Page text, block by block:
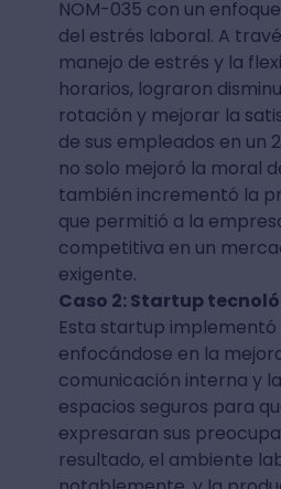
NOM-035 con un
del estrés laboral. A
manejo de estrés y la
horarios, lograron
rotación y mejorar la
de sus empleados en un
no solo mejoró la moral
también incrementó la
que permitió a la
competitiva en un
exigente.
Caso 2: Startup
Esta startup implementó
enfocándose en la
comunicación interna y
espacios seguros para
expresaran sus
resultado, el ambiente